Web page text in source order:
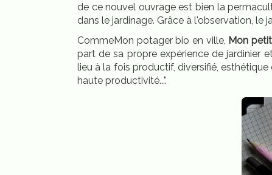
de ce nouvel ouvrage est bien la
dans le jardinage. Grâce à l'observation, le
CommeMon potager bio en ville, Mon
part de sa propre expérience de jardinier
lieu à la fois productif, diversifié,
haute productivité...".